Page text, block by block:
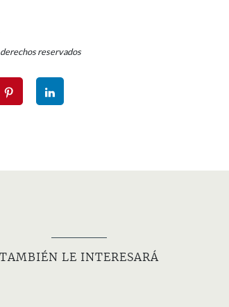
reservados
TAMBIÉN LE INTERESARÁ